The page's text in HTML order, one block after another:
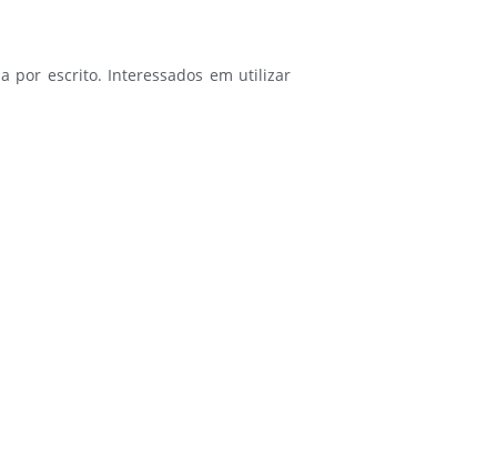
por escrito. Interessados em utilizar